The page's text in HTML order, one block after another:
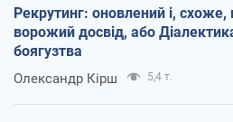
Рекрутинг: оновлений і, схоже,
ворожий досвід, або
боягузтва
Олександр Кірш 5,4 т.